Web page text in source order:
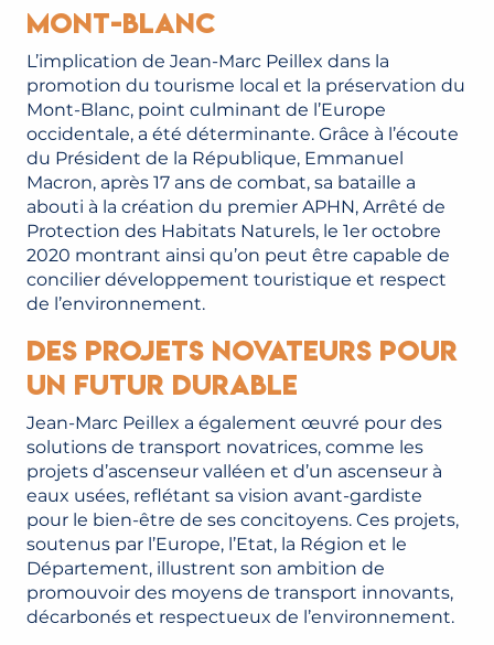
Mont-Blanc
L’implication de Jean-Marc Peillex dans la
promotion du tourisme local et la préservation du
Mont-Blanc, point culminant de l’Europe
occidentale, a été déterminante. Grâce à l’écoute
du Président de la République, Emmanuel
Macron, après 17 ans de combat, sa bataille a
abouti à la création du premier APHN, Arrêté de
Protection des Habitats Naturels, le 1er octobre
2020 montrant ainsi qu’on peut être capable de
concilier développement touristique et respect
de l’environnement.
Des projets novateurs pour
un futur durable
Jean-Marc Peillex a également œuvré pour des
solutions de transport novatrices, comme les
projets d’ascenseur valléen et d’un ascenseur à
eaux usées, reflétant sa vision avant-gardiste
pour le bien-être de ses concitoyens. Ces projets,
soutenus par l’Europe, l’Etat, la Région et le
Département, illustrent son ambition de
promouvoir des moyens de transport innovants,
décarbonés et respectueux de l’environnement.